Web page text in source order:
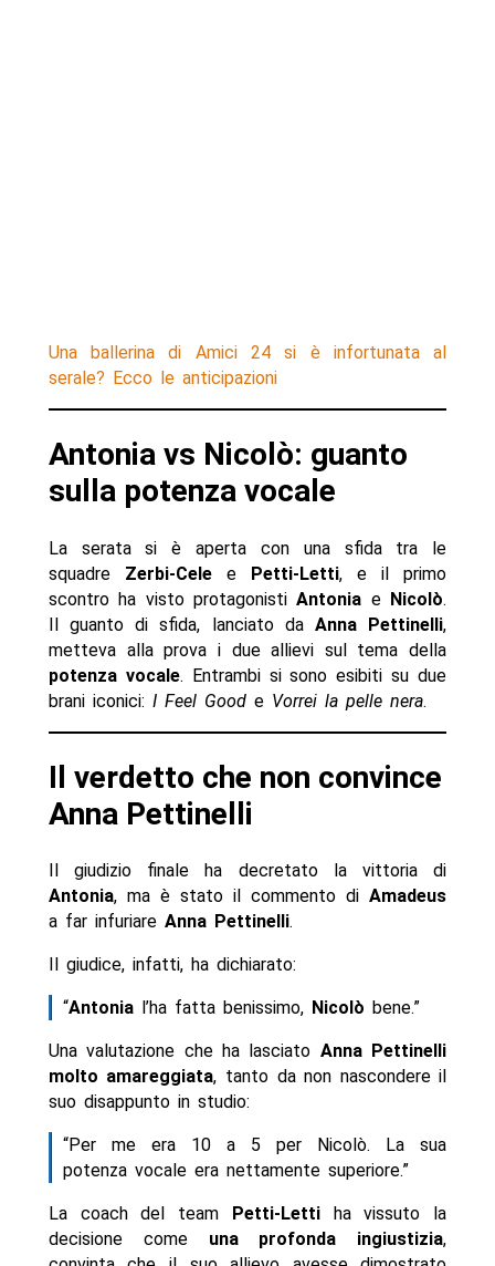
Una ballerina di Amici 24 si è infortunata al
serale? Ecco le anticipazioni
Antonia vs Nicolò: guanto
sulla potenza vocale
La serata si è aperta con una sfida tra le
squadre Zerbi-Celee Petti-Letti, e il primo
scontro ha visto protagonistiAntonia e Nicolò.
Il guanto di sfida, lanciato da Anna Pettinelli,
metteva alla prova i due allievi sul tema della
potenza vocale. Entrambi si sono esibiti su due
brani iconici: I Feel Goode Vorrei la pelle nera.
Il verdetto che non convince
Anna Pettinelli
Il giudizio finale ha decretato la vittoria di
Antonia, ma è stato il commento diAmadeus
a far infuriare Anna Pettinelli.
Il giudice, infatti, ha dichiarato:
“Antonial’ha fatta benissimo, Nicolò bene.”
Una valutazione che ha lasciato Anna Pettinelli
molto amareggiata, tanto da non nascondere il
suo disappunto in studio:
“Per me era 10 a 5 per Nicolò. La sua
potenza vocale era nettamente superiore.”
La coach del team Petti-Lettiha vissuto la
decisione come una profonda ingiustizia,